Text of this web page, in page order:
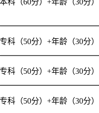
本科（60分）+年龄（30分
专科（50分）+年龄（30分
专科（50分）+年龄（30分
专科（50分）+年龄（30分